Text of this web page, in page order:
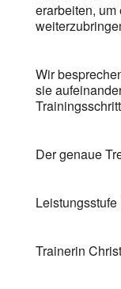
erarbeiten,
Wir
sie
Der genaue
Trainerin